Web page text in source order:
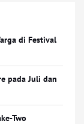
di Festival
pada Juli dan
Two